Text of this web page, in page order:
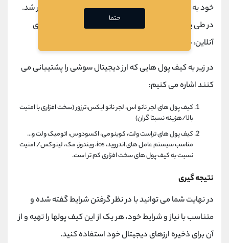
خود به سرقت تقریباً 1 میلیارد دلاری ارز رمزنگاری شده دچار شد.
در طی پنج سال گذشته، بیشتر از طریق هک کیف پول های
آنلاین، سرقت های کوچکتر صورت گرفته است.
در زیر به کیف پول هایی که ارز دیجیتال سوشی را پشتیبانی می
کنند اشاره می کنیم:
کیف پول های لجر نانو اس، لجر نانو ایکس،ترزور (سخت افزاری با امنیت
بالا/هزینه نسبتا گران)
کیف پول های تراست ولت، کوینومی، اکسودوس، اتومیک ولت و...
مناسب سیستم عامل های اندروید، ios، ویندوز، مک، لینوکس/ امنیت
نسبت به کیف پول های سخت افزاری کم تر است.
نتیجه گیری
در نهایت شما می توانید با در نظر گرفتن شرایط گفته شده و
متناسب با نیاز و شرایط خود، هر یک از این کیف پولها را تهیه و از
آن برای ذخیره ارزهای دیجیتال خود استفاده کنید.
حتما